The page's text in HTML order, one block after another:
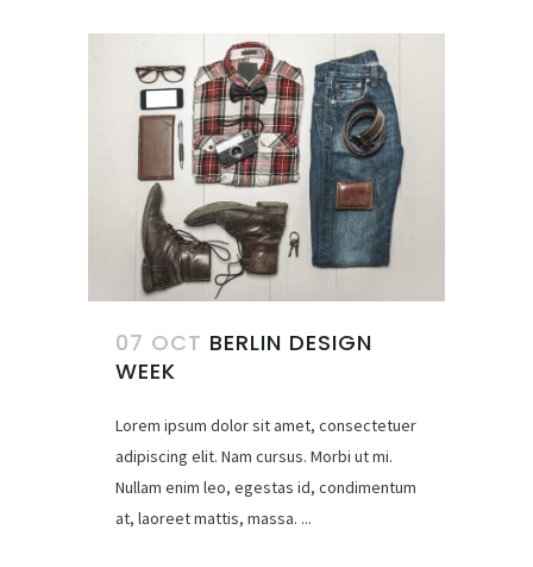
07 OCT BERLIN DESIGN
WEEK
Lorem ipsum dolor sit amet, consectetuer
adipiscing elit. Nam cursus. Morbi ut mi.
Nullam enim leo, egestas id, condimentum
at, laoreet mattis, massa. ...